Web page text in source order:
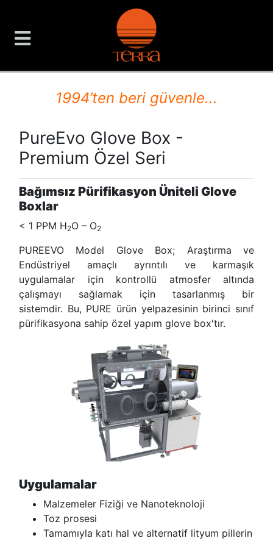
TERRA Analiz ve
1994’ten beri güvenle...
PureEvo Glove Box -
Premium Özel Seri
Bağımsız Pürifikasyon Üniteli Glove
Boxlar
< 1 PPM H2O – O2
PUREEVO Model Glove Box; Araştırma ve
Endüstriyel amaçlı ayrıntılı ve karmaşık
uygulamalar için kontrollü atmosfer altında
çalışmayı sağlamak için tasarlanmış bir
sistemdir. Bu, PURE ürün yelpazesinin birinci sınıf
pürifikasyona sahip özel yapım glove box'tır.
Uygulamalar
Malzemeler Fiziği ve Nanoteknoloji
Toz prosesi
Tamamıyla katı hal ve alternatif lityum pillerin